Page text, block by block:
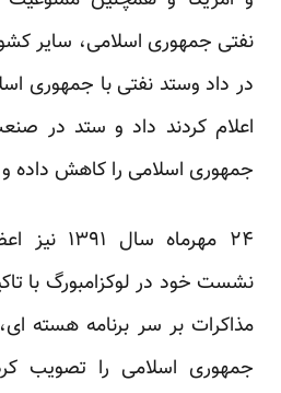
نفتی جمهوری اسلامی، سایر
در داد وستد نفتی با جمهوری
اعلام کردند داد و ستد در
جمهوری اسلامی را کاهش داده
۲۴ مهرماه
نشست خود در لوکزامبورگ با
مذاکرات بر سر برنامه هسته
جمهوری اسلامی را تصویب